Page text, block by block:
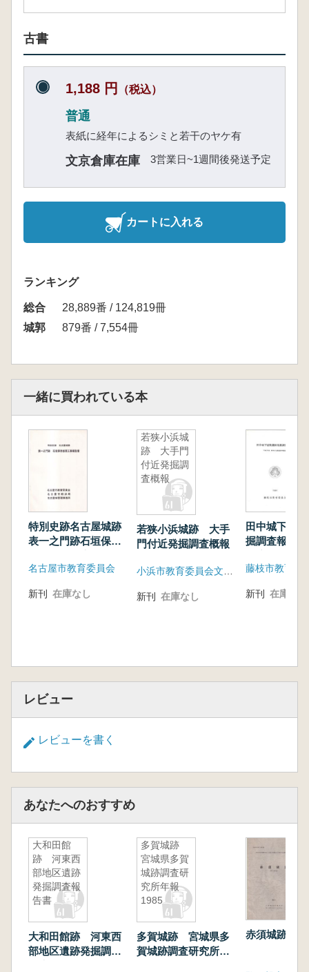
古書
1,188 円 （税込）
普通
表紙に経年によるシミと若干のヤケ有
文京倉庫在庫 3営業日~1週間後発送予定
カートに入れる
ランキング
総合
28,889番 / 124,819冊
城郭
879番 / 7,554冊
一緒に買われている本
特別史跡名古屋城跡
表一之門跡石垣保存
名古屋市教育委員会
新刊 在庫なし
若狭小浜城
跡 大手門
付近発掘調
査概報
若狭小浜城跡 大手
門付近発掘調査概報
新刊 在庫なし
田中城下屋
掘調査報告
跡の確認調査
藤枝市教育委
新刊 在庫なし
レビュー
レビューを書く
あなたへのおすすめ
大和田館
跡 河東西
部地区遺跡
発掘調査報
告書
大和田館跡 河東西
部地区遺跡発掘調査
多賀城跡
宮城県多賀
城跡調査研
究所年報
1985
多賀城跡 宮城県多
賀城跡調査研究所年
赤須城跡 第